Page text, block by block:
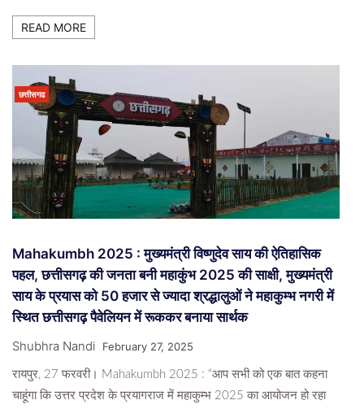
READ MORE
छत्तीसगढ
Mahakumbh 2025 : मुख्यमंत्री विष्णुदेव साय की ऐतिहासिक
पहल, छत्तीसगढ़ की जनता बनी महाकुंभ 2025 की साक्षी, मुख्यमंत्री
साय के प्रयास को 50 हजार से ज्यादा श्रद्धालुओं ने महाकुम्भ नगरी में
स्थित छत्तीसगढ़ पैवेलियन में रूककर बनाया सार्थक
Shubhra Nandi February 27, 2025
रायपुर, 27 फरवरी। Mahakumbh 2025 : “आप सभी को एक बात कहना
चाहूंगा कि उत्तर प्रदेश के प्रयागराज में महाकुम्भ 2025 का आयोजन हो रहा